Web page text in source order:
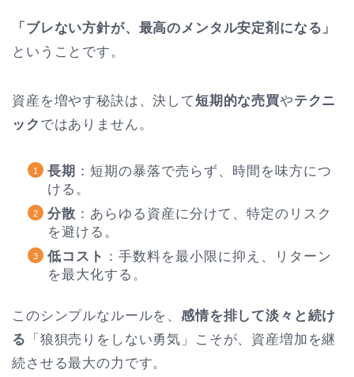
「ブレない方針が、最高のメンタル安定剤になる」
ということです。
資産を増やす秘訣は、決して短期的な売買やテクニ
ック ではありません。
長期 ：短期の暴落で売らず、時間を味方につ
ける。
分散 ：あらゆる資産に分けて、特定のリスク
を避ける。
低コスト ：手数料を最小限に抑え、リターン
を最大化する。
このシンプルなルールを、感情を排して淡々と続け
る 「狼狽売りをしない勇気」こそが、資産増加を継
続させる最大の力です。